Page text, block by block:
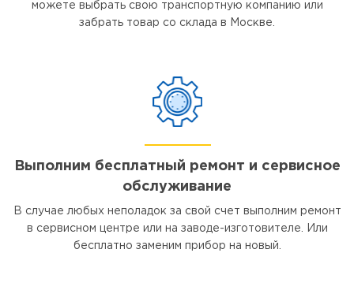
можете выбрать свою транспортную компанию или
забрать товар со склада в Москве.
Выполним бесплатный ремонт и сервисное
обслуживание
В случае любых неполадок за свой счет выполним ремонт
в сервисном центре или на заводе-изготовителе. Или
бесплатно заменим прибор на новый.